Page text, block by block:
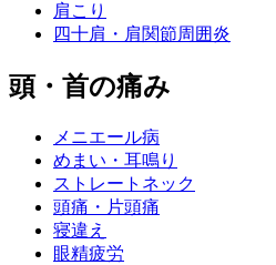
肩こり
四十肩・肩関節周囲炎
頭・首の痛み
メニエール病
めまい・耳鳴り
ストレートネック
頭痛・片頭痛
寝違え
眼精疲労